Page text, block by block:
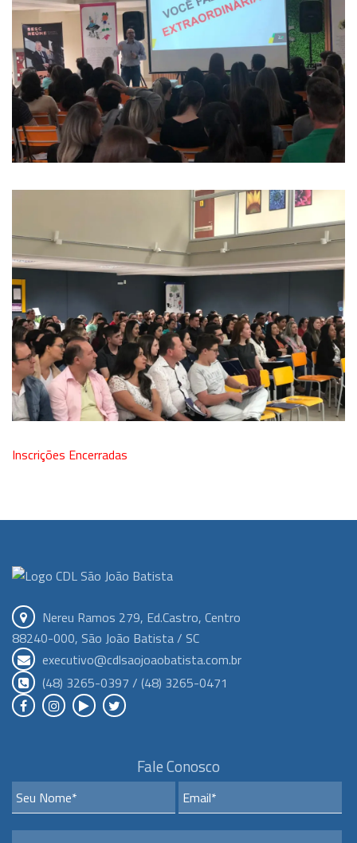
Inscrições Encerradas
Nereu Ramos 279, Ed.Castro, Centro
88240-000, São João Batista / SC
executivo@cdlsaojoaobatista.com.br
(48) 3265-0397 / (48) 3265-0471
Fale Conosco